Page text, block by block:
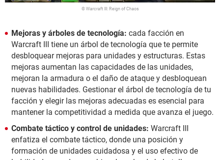
© Warcraft III: Reign of Chaos
Mejoras y árboles de tecnología: cada facción en
Warcraft III tiene un árbol de tecnología que te permite
desbloquear mejoras para unidades y estructuras. Estas
mejoras aumentan las capacidades de las unidades,
mejoran la armadura o el daño de ataque y desbloquean
nuevas habilidades. Gestionar el árbol de tecnología de tu
facción y elegir las mejoras adecuadas es esencial para
mantener la competitividad a medida que avanza el juego.
Combate táctico y control de unidades: Warcraft III
enfatiza el combate táctico, donde una posición y
formación de unidades cuidadosa y el uso efectivo de